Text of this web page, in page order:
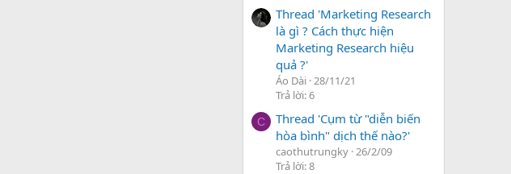
Thread 'Marketing Research
là gì ? Cách thực hiện
Marketing Research hiệu
quả ?'
Áo Dài 28/11/21
Trả lời: 6
C
Thread 'Cụm từ "diễn biến
hòa bình" dịch thế nào?'
caothutrungky 26/2/09
Trả lời: 8